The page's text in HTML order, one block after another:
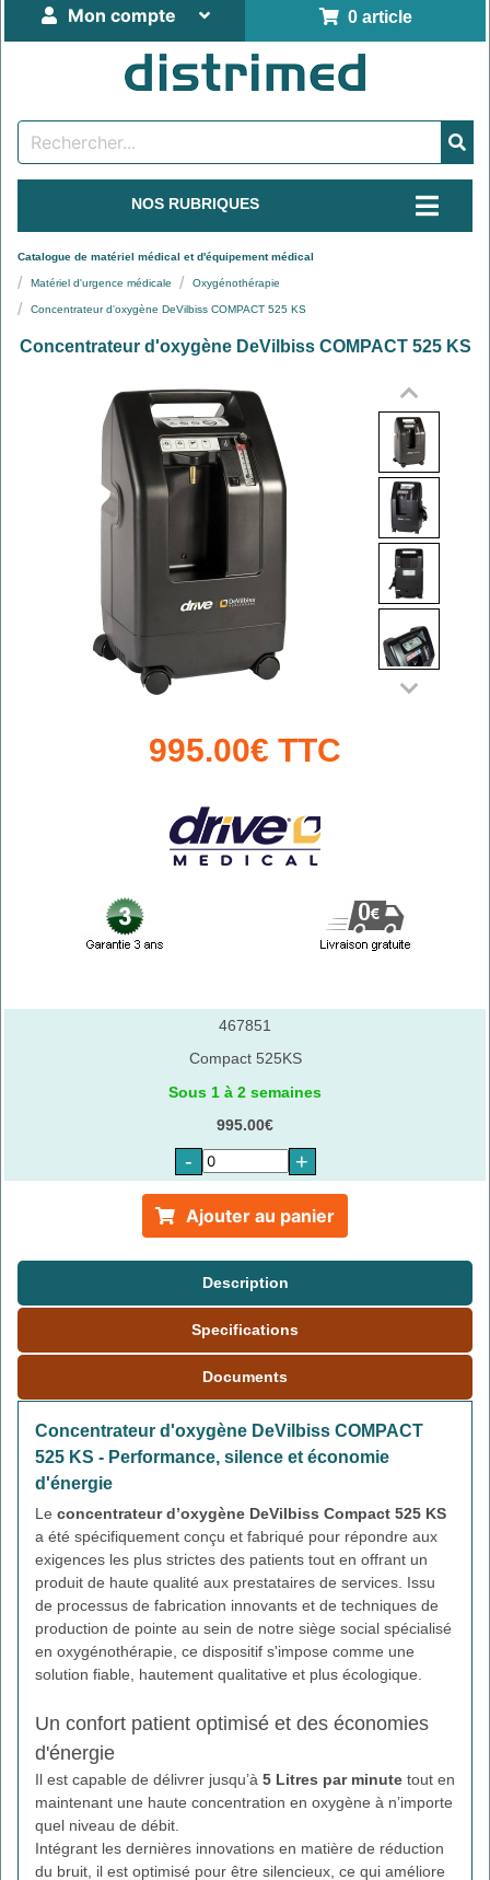
0 article
Mon compte
NOS RUBRIQUES
Catalogue de matériel médical et d'équipement médical
Matériel d'urgence médicale Oxygénothérapie
Concentrateur d'oxygène DeVilbiss COMPACT 525 KS
Concentrateur d'oxygène DeVilbiss COMPACT 525 KS
995.00€ TTC
467851
Compact 525KS
Sous 1 à 2 semaines
995.00€
- +
Ajouter au panier
Description
Specifications
Documents
Concentrateur d'oxygène DeVilbiss COMPACT
525 KS - Performance, silence et économie
d'énergie
Le concentrateur d’oxygène DeVilbiss Compact 525 KS
a été spécifiquement conçu et fabriqué pour répondre aux
exigences les plus strictes des patients tout en offrant un
produit de haute qualité aux prestataires de services. Issu
de processus de fabrication innovants et de techniques de
production de pointe au sein de notre siège social spécialisé
en oxygénothérapie, ce dispositif s'impose comme une
solution fiable, hautement qualitative et plus écologique.
Un confort patient optimisé et des économies
d'énergie
Il est capable de délivrer jusqu’à 5 Litres par minute tout en
maintenant une haute concentration en oxygène à n’importe
quel niveau de débit.
Intégrant les dernières innovations en matière de réduction
du bruit, il est optimisé pour être silencieux, ce qui améliore